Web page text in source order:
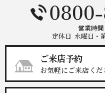
営業時間
定休日 水曜日・
ご来店予約
お気軽にご来店くだ